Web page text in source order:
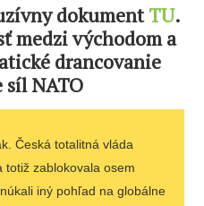
dokumentTU.
medzi východom a
drancovanie
síl NATO
Česká totalitná vláda
totiž zablokovala osem
iný pohľad na globálne